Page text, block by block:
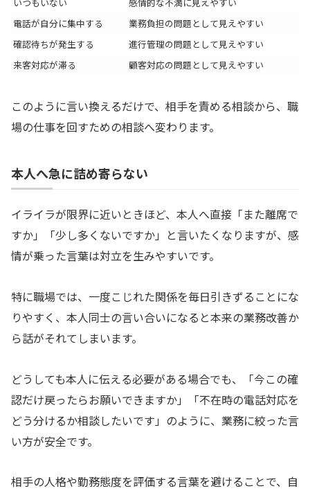
いつもいない
感情的な不満に見えやすい
電話が自分に集中する
業務負担の問題として見えやすい
確認待ちが発生する
進行管理の問題として見えやすい
来客対応が滞る
顧客対応の問題として見えやすい
このように言い換えるだけで、相手を責める相談から、職
場の仕事を回すための相談へ変わります。
本人へ急に詰め寄らない
イライラが限界に近いときほど、本人へ直接「また離席で
すか」「少し多くないですか」と言いたくなりますが、感
情が乗った言葉は対立を生みやすいです。
特に職場では、一度こじれた関係を毎日引きずることにな
りやすく、本人同士の言い合いになると本来の業務改善か
ら話がそれてしまいます。
どうしても本人に伝える必要がある場合でも、「今この確
認だけ戻ったらお願いできますか」「不在時の電話対応を
どう分けるか相談したいです」のように、業務に絞った言
い方が安全です。
相手の人格や勤務態度を評価する言葉を避けることで、自